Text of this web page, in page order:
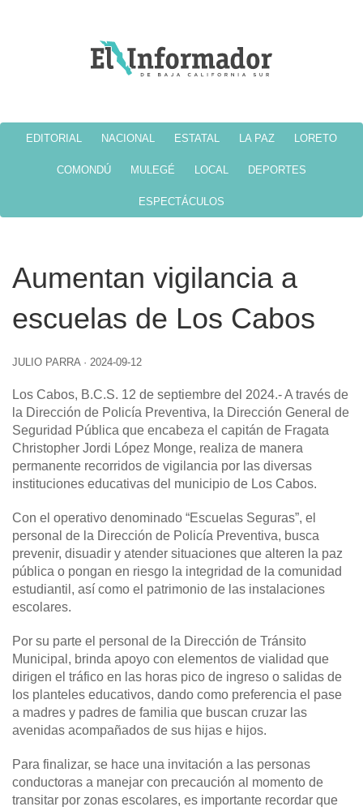
EDITORIAL NACIONAL ESTATAL LA PAZ LORETO
COMONDÚ MULEGÉ LOCAL DEPORTES
ESPECTÁCULOS
Aumentan vigilancia a
escuelas de Los Cabos
JULIO PARRA · 2024-09-12
Los Cabos, B.C.S. 12 de septiembre del 2024.-A través de
la Dirección de Policía Preventiva, la Dirección General de
Seguridad Pública que encabeza el capitán de Fragata
Christopher Jordi López Monge, realiza de manera
permanente recorridos de vigilancia por las diversas
instituciones educativas del municipio de Los Cabos.
Con el operativo denominado “Escuelas Seguras”, el
personal de la Dirección de Policía Preventiva, busca
prevenir, disuadir y atender situaciones que alteren la paz
pública o pongan en riesgo la integridad de la comunidad
estudiantil, así como el patrimonio de las instalaciones
escolares.
Por su parte el personal de la Dirección de Tránsito
Municipal, brinda apoyo con elementos de vialidad que
dirigen el tráfico en las horas pico de ingreso o salidas de
los planteles educativos, dando como preferencia el pase
a madres y padres de familia que buscan cruzar las
avenidas acompañados de sus hijas e hijos.
Para finalizar, se hace una invitación a las personas
conductoras a manejar con precaución al momento de
transitar por zonas escolares, es importante recordar que